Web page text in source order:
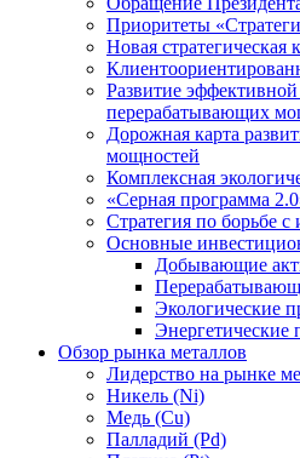
Приоритеты
Новая стратегическая
Развитие
перерабатывающих
Дорожная карта
мощностей
Комплексная
«Серная программа
Стратегия по борьбе
Основные
Добывающие
Экологические
Энергетические
Обзор рынка металлов
Лидерство на рынке
Никель (Ni)
Медь (Cu)
Палладий (Pd)